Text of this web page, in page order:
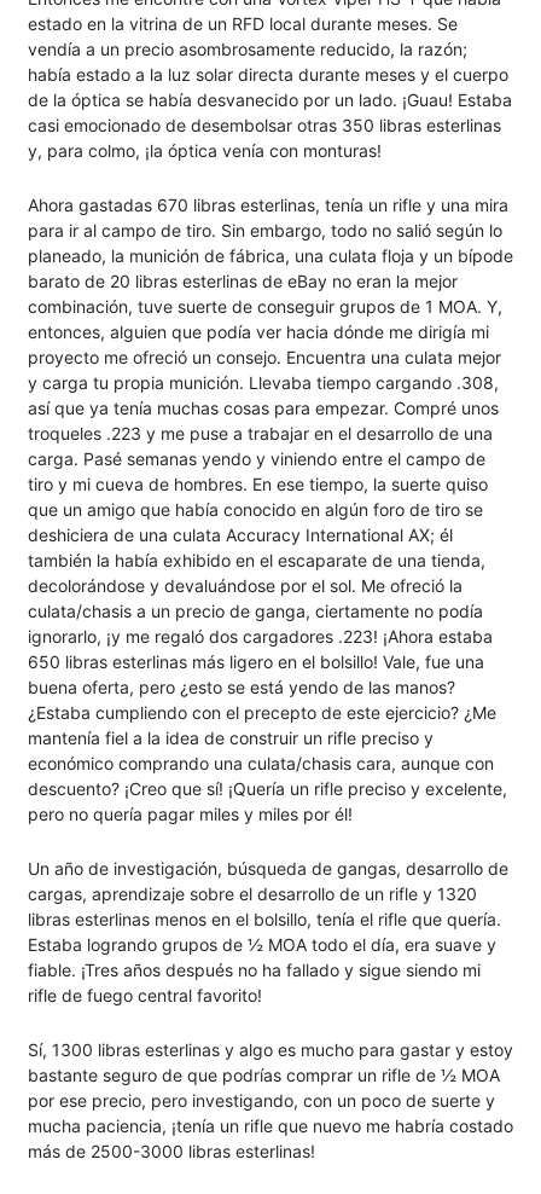
estado en la vitrina de un RFD local durante meses. Se
vendía a un precio asombrosamente reducido, la razón;
había estado a la luz solar directa durante meses y el cuerpo
de la óptica se había desvanecido por un lado. ¡Guau! Estaba
casi emocionado de desembolsar otras 350 libras esterlinas
y, para colmo, ¡la óptica venía con monturas!
Ahora gastadas 670 libras esterlinas, tenía un rifle y una mira
para ir al campo de tiro. Sin embargo, todo no salió según lo
planeado, la munición de fábrica, una culata floja y un bípode
barato de 20 libras esterlinas de eBay no eran la mejor
combinación, tuve suerte de conseguir grupos de 1 MOA. Y,
entonces, alguien que podía ver hacia dónde me dirigía mi
proyecto me ofreció un consejo. Encuentra una culata mejor
y carga tu propia munición. Llevaba tiempo cargando .308,
así que ya tenía muchas cosas para empezar. Compré unos
troqueles .223 y me puse a trabajar en el desarrollo de una
carga. Pasé semanas yendo y viniendo entre el campo de
tiro y mi cueva de hombres. En ese tiempo, la suerte quiso
que un amigo que había conocido en algún foro de tiro se
deshiciera de una culata Accuracy International AX; él
también la había exhibido en el escaparate de una tienda,
decolorándose y devaluándose por el sol. Me ofreció la
culata/chasis a un precio de ganga, ciertamente no podía
ignorarlo, ¡y me regaló dos cargadores .223! ¡Ahora estaba
650 libras esterlinas más ligero en el bolsillo! Vale, fue una
buena oferta, pero ¿esto se está yendo de las manos?
¿Estaba cumpliendo con el precepto de este ejercicio? ¿Me
mantenía fiel a la idea de construir un rifle preciso y
económico comprando una culata/chasis cara, aunque con
descuento? ¡Creo que sí! ¡Quería un rifle preciso y excelente,
pero no quería pagar miles y miles por él!
Un año de investigación, búsqueda de gangas, desarrollo de
cargas, aprendizaje sobre el desarrollo de un rifle y 1320
libras esterlinas menos en el bolsillo, tenía el rifle que quería.
Estaba logrando grupos de ½ MOA todo el día, era suave y
fiable. ¡Tres años después no ha fallado y sigue siendo mi
rifle de fuego central favorito!
Sí, 1300 libras esterlinas y algo es mucho para gastar y estoy
bastante seguro de que podrías comprar un rifle de ½ MOA
por ese precio, pero investigando, con un poco de suerte y
mucha paciencia, ¡tenía un rifle que nuevo me habría costado
más de 2500-3000 libras esterlinas!